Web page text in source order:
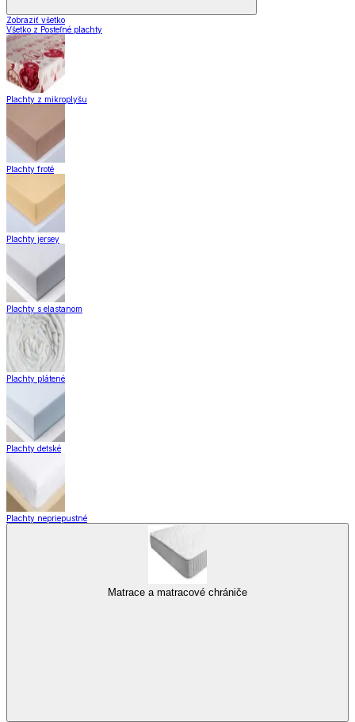
Zobraziť všetko
Všetko z Posteľné plachty
Plachty z mikroplyšu
Plachty froté
Plachty jersey
Plachty s elastanom
Plachty plátené
Plachty detské
Plachty nepriepustné
Matrace a matracové chrániče